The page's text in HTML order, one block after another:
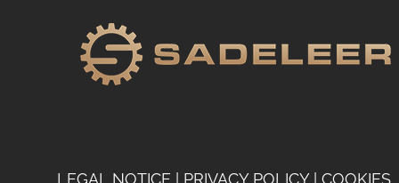
LEGAL NOTICE | PRIVACY POLICY|COOKIES